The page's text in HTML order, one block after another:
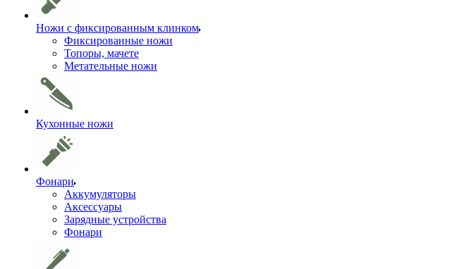
Ножи с фиксированным клинком
Фиксированные ножи
Топоры, мачете
Метательные ножи
Кухонные ножи
Фонари
Аккумуляторы
Аксессуары
Зарядные устройства
Фонари